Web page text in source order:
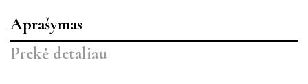
Aprašymas
Prekė detaliau